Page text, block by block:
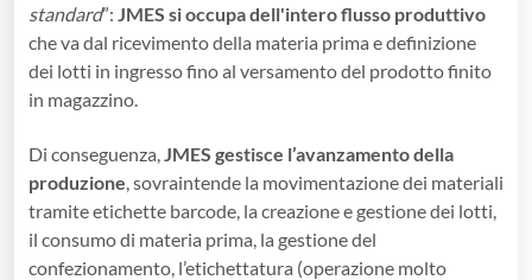
standard”: JMES si occupa dell'intero flusso produttivo
che va dal ricevimento della materia prima e definizione
dei lotti in ingresso fino al versamento del prodotto finito
in magazzino.
Di conseguenza,JMES gestisce l’avanzamento della
produzione, sovraintende la movimentazione dei materiali
tramite etichette barcode, la creazione e gestione dei lotti,
il consumo di materia prima, la gestione del
confezionamento, l’etichettatura (operazione molto